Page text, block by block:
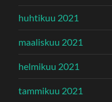
huhtikuu 2021
maaliskuu 2021
helmikuu 2021
tammikuu 2021